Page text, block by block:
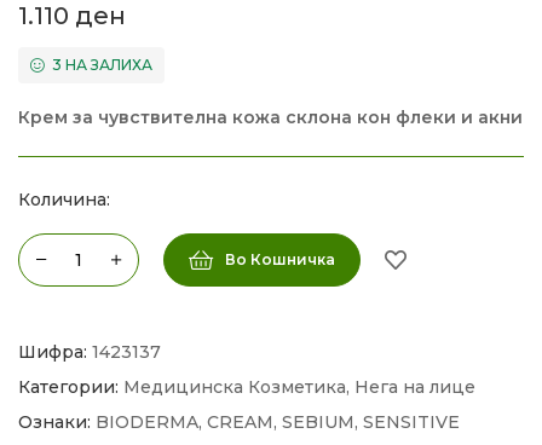
1.110 ден
3 НА ЗАЛИХА
Крем за чувствителна кожа склона кон флеки и акни
Количина:
Во Кошничка
Шифра: 1423137
Категории: Медицинска Козметика, Нега на лице
Ознаки: BIODERMA, CREAM, SEBIUM, SENSITIVE